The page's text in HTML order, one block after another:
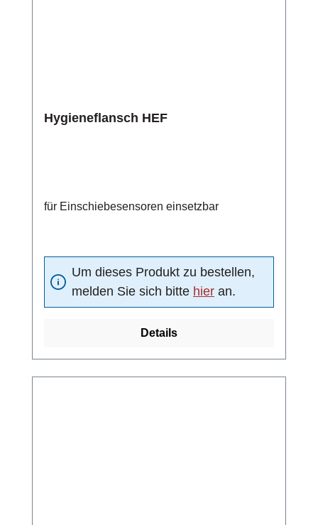
Hygieneflansch HEF
für Einschiebesensoren einsetzbar
Um dieses Produkt zu bestellen,
melden Sie sich bitte hier an.
Details